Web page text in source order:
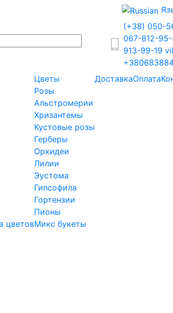
(+38) 050-
067-812-
913-99-19
цветов
Цветы
Розы
Альстромерии
Хризантемы
Кустовые розы
Герберы
Орхидеи
Лилии
Эустома
Гипсофила
Гортензии
Пионы
Микс букеты
ДоставкаОплата